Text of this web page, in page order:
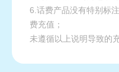
6.话费产品没有特别标
费充值；
未遵循以上说明导致的